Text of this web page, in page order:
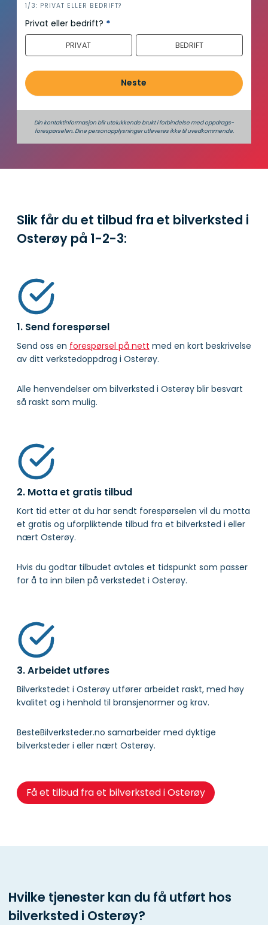
h
e
r
1/3: PRIVAT ELLER BEDRIFT?
Privat eller bedrift? *
PRIVAT BEDRIFT
Neste
Din kontaktinformasjon blir utelukkende brukt i forbindelse med oppdrags­
forespørselen. Dine person­­opplysninger utleveres ikke til uvedkommende.
Slik får du et tilbud fra et bilverksted i
Osterøy på 1-2-3:
1. Send forespørsel
Send oss en forespørsel på nett med en kort beskrivelse
av ditt verkstedoppdrag i Osterøy.
Alle henvendelser om bilverksted i Osterøy blir besvart
så raskt som mulig.
2. Motta et gratis tilbud
Kort tid etter at du har sendt forespørselen vil du motta
et gratis og uforpliktende tilbud fra et bilverksted i eller
nært Osterøy.
Hvis du godtar tilbudet avtales et tidspunkt som passer
for å ta inn bilen på verkstedet i Osterøy.
3. Arbeidet utføres
Bilverkstedet i Osterøy utfører arbeidet raskt, med høy
kvalitet og i henhold til bransje­normer og krav.
BesteBilverksteder.no samarbeider med dyktige
bilverksteder i eller nært Osterøy.
Få et tilbud fra et bilverksted i Osterøy
Hvilke tjenester kan du få utført hos
bilverksted i Osterøy?